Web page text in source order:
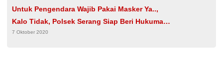
Untuk Pengendara Wajib Pakai Masker Ya..,
Kalo Tidak, Polsek Serang Siap Beri Hukuman
Sosial
7 Oktober 2020